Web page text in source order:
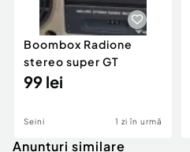
Boombox Radione
stereo super GT
99 lei
Seini 1 zi în urmă
Anunturi similare